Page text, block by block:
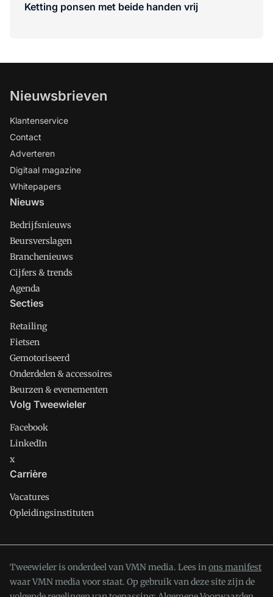
Ketting ponsen met beide handen vrij
Nieuwsbrieven
Klantenservice
Contact
Adverteren
Digitaal magazine
Whitepapers
Nieuws
Bedrijfsnieuws
Beursverslagen
Branchenieuws
Cijfers & trends
Agenda
Secties
Retailing
Fietsen
Gemotoriseerd
Onderdelen & accessoires
Beurzen & evenementen
Volg Tweewieler
Facebook
LinkedIn
x
Carrière
Vacatures
Opleidingsinstituten
Tweewieler is onderdeel van VMN media. Lees inons manifest
waar VMN media voor staat. Op gebruik van deze site zijn de